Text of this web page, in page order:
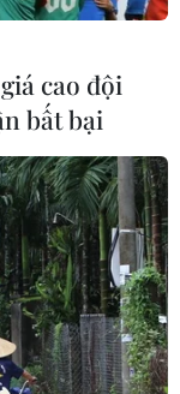
nạn ô
cao đội
bất bại